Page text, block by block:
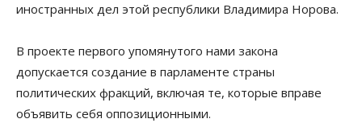
иностранных дел этой республики Владимира Норова.
В проекте первого упомянутого нами закона
допускается создание в парламенте страны
политических фракций, включая те, которые вправе
объявить себя оппозиционными.